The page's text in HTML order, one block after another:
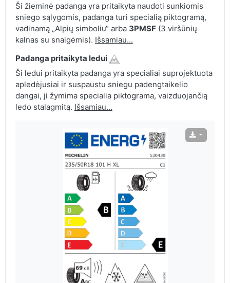
Ši žieminė padanga yra pritaikyta naudoti sunkiomis
sniego sąlygomis, padanga turi specialią piktogramą,
vadinamą „Alpių simboliu“ arba 3PMSF(3 viršūnių
kalnas su snaigėmis). Išsamiau...
Padanga pritaikyta ledui
Ši ledui pritaikyta padanga yra specialiai suprojektuota
apledėjusiai ir suspaustu sniegu padengtaikelio
dangai, ji žymima specialia piktograma, vaizduojančią
ledo stalagmitą. Išsamiau...